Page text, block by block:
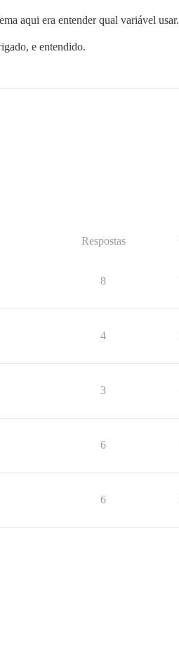
aqui era entender qual variável usar.
e entendido.
Respostas
8
4
3
6
6